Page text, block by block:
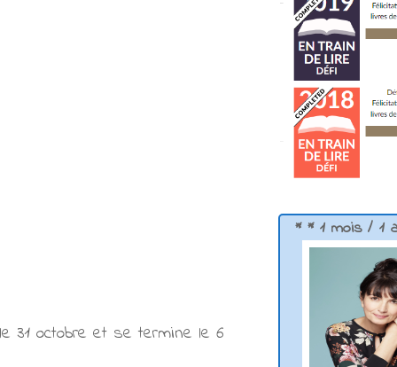
31 octobre et se termine le 6
* * 1 mois / 1